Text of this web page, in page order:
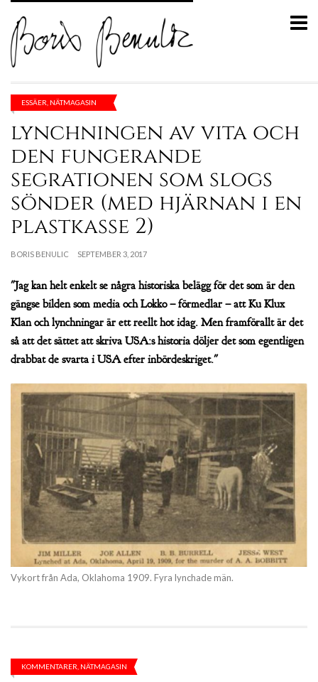
ESSÄER NÄTMAGASIN
lynchningen av vita och
den fungerande
segrationen som slogs
sönder (med hjärnan i en
plastkasse 2)
BORIS BENULIC SEPTEMBER 3, 2017
"Jag kan helt enkelt se några historiska belägg för det som är den
gängse bilden som media och Lokko – förmedlar – att Ku Klux
Klan och lynchningar är ett reellt hot idag. Men framförallt är det
så att det sättet att skriva USA:s historia döljer det som egentligen
drabbat de svarta i USA efter inbördeskriget."
Vykort från Ada, Oklahoma 1909. Fyra lynchade män.
KOMMENTARER NÄTMAGASIN